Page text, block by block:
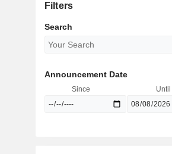
Filters
Search
Announcement Date
Since Until